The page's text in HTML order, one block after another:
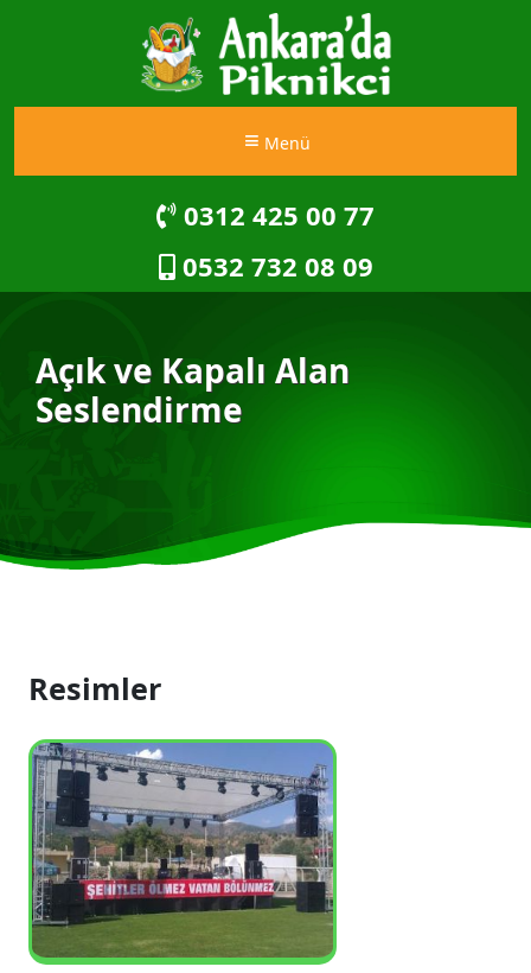
Menü
0312 425 00 77
0532 732 08 09
Açık ve Kapalı Alan
Seslendirme
Resimler